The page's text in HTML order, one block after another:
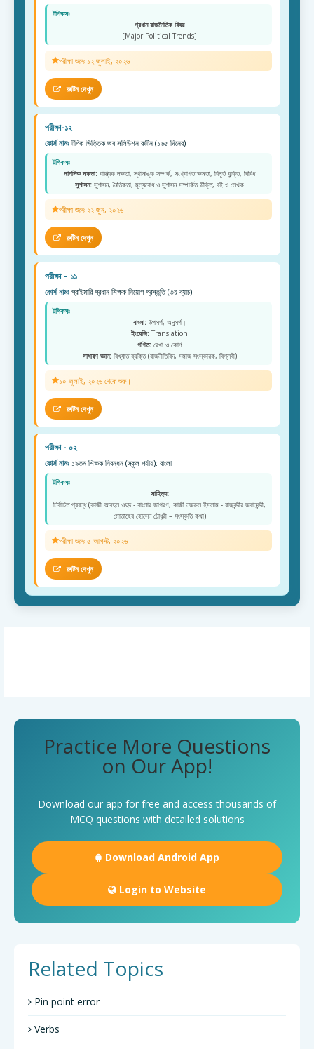
টপিকসঃ
প্রধান রাজনৈতিক বিষয়
[Major Political Trends]
পরীক্ষা শুরুঃ ১২ জুলাই, ২০২৬
রুটিন দেখুন
পরীক্ষা-১২
কোর্স নামঃটপিক ভিত্তিক জব সলিউশন রুটিন (১৬৫ দিনের)
টপিকসঃ
মানসিক দক্ষতা: যান্ত্রিক দক্ষতা, স্থানাঙ্ক সম্পর্ক, সংখ্যাগত ক্ষমতা, বিমূর্ত যুক্তি, বিবিধ
সুশাসন: সুশাসন, নৈতিকতা, মূল্যবোধ ও সুশাসন সম্পর্কিত উক্তি, বই ও লেখক
পরীক্ষা শুরুঃ ২২ জুন, ২০২৬
রুটিন দেখুন
পরীক্ষা – ১১
কোর্স নামঃ প্রাইমারি প্রধান শিক্ষক নিয়োগ প্রস্তুতি (৩য় ব্যাচ)
টপিকসঃ
বাংলা:উপসর্গ, অনুসর্গ।
ইংরেজি: Translation
গণিত:রেখা ও কোণ
সাধারণ জ্ঞান:বিখ্যাত ব্যক্তি (রাজনীতিবিদ, সমাজ সংস্কারক, বিপ্লবী)
১০ জুলাই, ২০২৬ থেকে শুরু।
রুটিন দেখুন
পরীক্ষা - ০২
কোর্স নামঃ ১৯তম শিক্ষক নিবন্ধন (স্কুল পর্যায়): বাংলা
টপিকসঃ
সাহিত্য:
নির্বাচিত প্রবন্ধ (কাজী আবদুল ওদুদ - বাংলার জাগরণ, কাজী নজরুল ইসলাম - রাজবন্দীর জবানবন্দী,
মোতাহের হোসেন চৌধুরী – সংস্কৃতি কথা)
পরীক্ষা শুরুঃ ৫ আগস্ট, ২০২৬
রুটিন দেখুন
Practice More Questions
on Our App!
Download our app for free and access thousands of
MCQ questions with detailed solutions
Download Android App
Login to Website
Related Topics
Pin point error
Verbs